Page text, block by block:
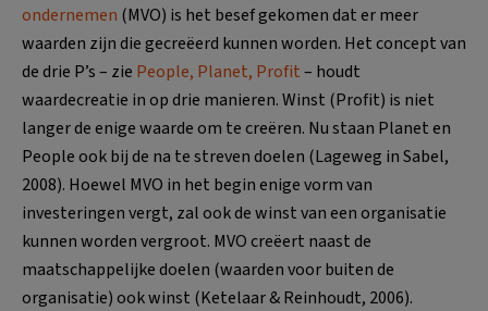
ondernemen (MVO) is het besef gekomen dat er meer
waarden zijn die gecreëerd kunnen worden. Het concept van
de drie P’s – zie People, Planet, Profit– houdt
waardecreatie in op drie manieren. Winst (Profit) is niet
langer de enige waarde om te creëren. Nu staan Planet en
People ook bij de na te streven doelen (Lageweg in Sabel,
2008). Hoewel MVO in het begin enige vorm van
investeringen vergt, zal ook de winst van een organisatie
kunnen worden vergroot. MVO creëert naast de
maatschappelijke doelen (waarden voor buiten de
organisatie) ook winst (Ketelaar & Reinhoudt, 2006).